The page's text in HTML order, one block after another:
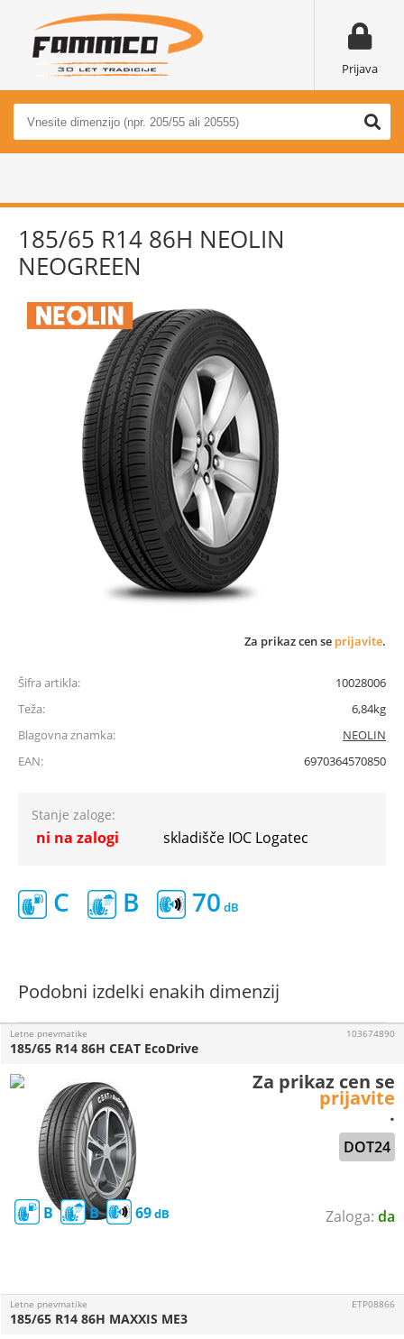
Prijava
185/65 R14 86H NEOLIN
NEOGREEN
Za prikaz cen se prijavite.
Šifra artikla:
10028006
Teža:
6,84kg
Blagovna znamka:
NEOLIN
EAN:
6970364570850
Stanje zaloge:
ni na zalogi skladišče IOC Logatec
C B 70
Podobni izdelki enakih dimenzij
da
Letne pnevmatike
B B 69
DOT24
185/65 R14 86H CEAT EcoDrive
103674890
Za prikaz cen se
prijavite
.
Letne pnevmatike
185/65 R14 86H MAXXIS ME3
ETP08866